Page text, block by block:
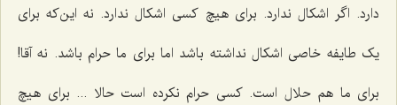
دارد. اگر اشکال ندارد. برای هیچ کسی اشکال ندارد. نه این‌که برای
یک طایفه خاصی اشکال نداشته باشد اما برای ما حرام باشد. نه آقا!
برای ما هم حلال است. کسی حرام نکرده است حالا ... برای هیچ